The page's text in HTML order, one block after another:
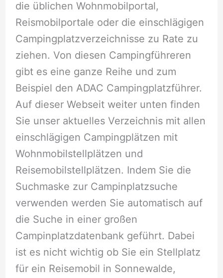
die üblichen Wohnmobilportal,
Reismobilportale oder die einschlägigen
Campingplatzverzeichnisse zu Rate zu
ziehen. Von diesen Campingführeren
gibt es eine ganze Reihe und zum
Beispiel den ADAC Campingplatzführer.
Auf dieser Webseit weiter unten finden
Sie unser aktuelles Verzeichnis mit allen
einschlägigen Campingplätzen mit
Wohnmobilstellplätzen und
Reisemobilstellplätzen. Indem Sie die
Suchmaske zur Campinplatzsuche
verwenden werden Sie automatisch auf
die Suche in einer großen
Campinplatzdatenbank geführt. Dabei
ist es nicht wichtig ob Sie ein Stellplatz
für ein Reisemobil in Sonnewalde,